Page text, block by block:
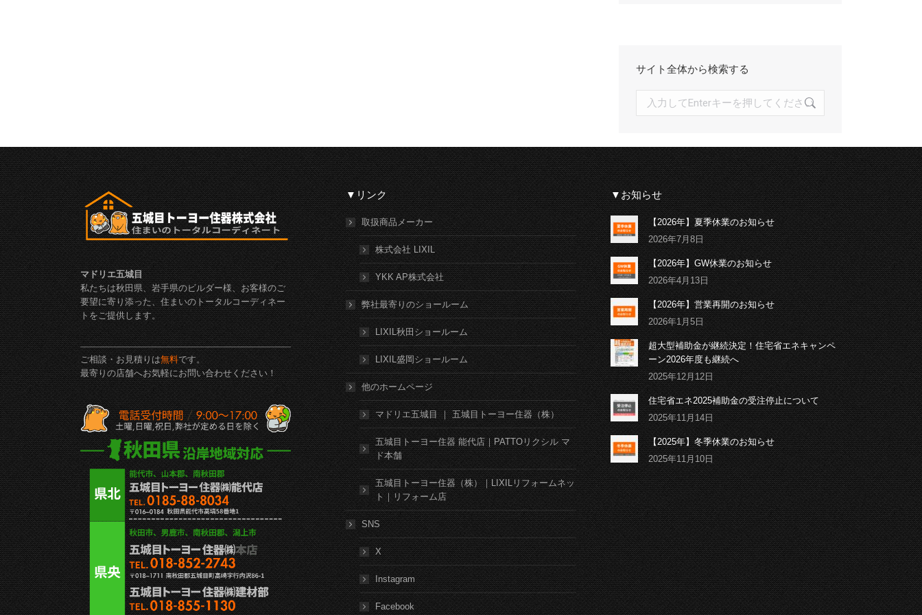
サイト全体から検索する
マドリエ五城目
私たちは秋田県、岩手県のビルダー様、お客様のご
要望に寄り添った、住まいのトータルコーディネー
トをご提供します。
ご相談・お見積りは無料です。
最寄りの店舗へお気軽にお問い合わせください！
▼リンク
取扱商品メーカー
株式会社 LIXIL
YKK AP株式会社
弊社最寄りのショールーム
LIXIL秋田ショールーム
LIXIL盛岡ショールーム
他のホームページ
マドリエ五城目 ｜ 五城目トーヨー住器（株）
五城目トーヨー住器 能代店｜PATTOリクシル マ
ド本舗
五城目トーヨー住器（株）｜LIXILリフォームネッ
ト｜リフォーム店
SNS
X
Instagram
Facebook
▼お知らせ
【2026年】夏季休業のお知らせ
2026年7月8日
【2026年】GW休業のお知らせ
2026年4月13日
【2026年】営業再開のお知らせ
2026年1月5日
超大型補助金が継続決定！住宅省エネキャンペ
ーン2026年度も継続へ
2025年12月12日
住宅省エネ2025補助金の受注停止について
2025年11月14日
【2025年】冬季休業のお知らせ
2025年11月10日